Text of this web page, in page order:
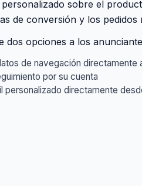
sobre el
de conversión y los pedidos
dos opciones a los
de navegación directamente
por su cuenta
personalizado directamente